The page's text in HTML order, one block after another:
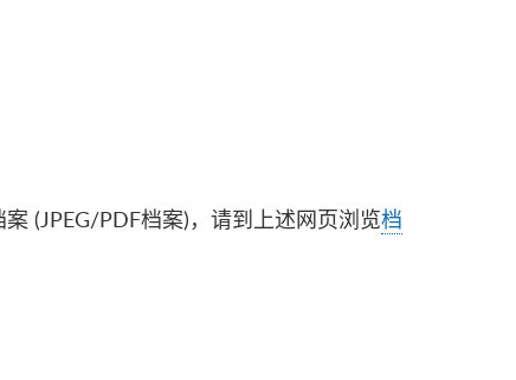
(JPEG/PDF档案)，请到上述网页浏览档